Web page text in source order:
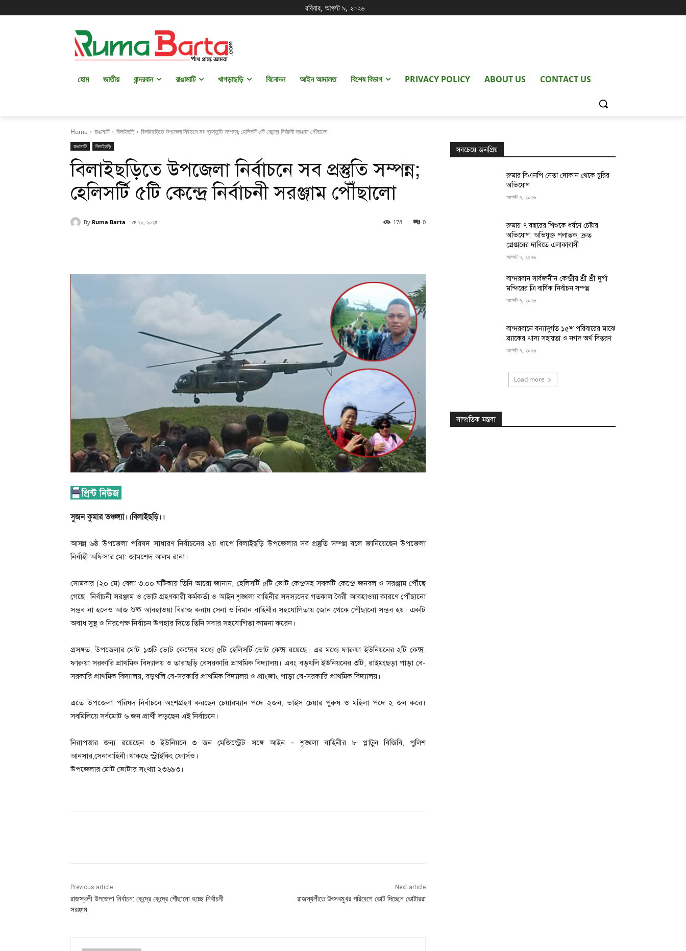
রবিবার, আগস্ট ৯, ২০২৬
হোম জাতীয় বান্দরবান রাঙামাটি খাগড়াছড়ি বিনোদন আইন আদালত বিশেষ বিভাগ PRIVACY POLICY ABOUT US CONTACT US
Home রাঙামাটি বিলাইছড়ি বিলাইছড়িতে উপজেলা নির্বাচনে সব প্রস্তুতি সম্পন্ন; হেলিসর্টি ৫টি কেন্দ্রে নির্বাচনী সরঞ্জাম পৌঁছালো
রাঙামাটি বিলাইছড়ি
বিলাইছড়িতে উপজেলা নির্বাচনে সব প্রস্তুতি সম্পন্ন;
হেলিসর্টি ৫টি কেন্দ্রে নির্বাচনী সরঞ্জাম পৌঁছালো
By Ruma Barta মে ২০, ২০২৪ 0
178
সুজন কুমার তঞ্চঙ্গ্যা।।বিলাইছড়ি।।
আসন্ন ৬ষ্ঠ উপজেলা পরিষদ সাধারণ নির্বাচনের ২য় ধাপে বিলাইছড়ি উপজেলার সব প্রস্তুতি সম্পন্ন বলে জানিয়েছেন উপজেলা
নির্বাহী অফিসার মো: জামশেদ আলম রানা।
সোমবার (২০ মে) বেলা ৩:০০ ঘটিকায় তিনি আরো জানান, হেলিসর্টি ৫টি ভোট কেন্দ্রসহ সবকটি কেন্দ্রে জনবল ও সরঞ্জাম পৌঁছে
গেছে। নির্বাচনী সরঞ্জাম ও ভোট গ্রহণকারী কর্মকর্তা ও আইন শৃঙ্খলা বাহিনীর সদস্যদের গতকাল বৈরী আবহাওয়া কারণে পৌঁছানো
সম্ভব না হলেও আজ শুষ্ক আবহাওয়া বিরাজ করায় সেনা ও বিমান বাহিনীর সহযোগিতায় জোন থেকে পৌঁছানো সম্ভব হয়। একটি
অবাধ সুস্থ ও নিরপেক্ষ নির্বাচন উপহার দিতে তিনি সবার সহযোগিতা কামনা করেন।
প্রসঙ্গত, উপজেলার মোট ১৩টি ভোট কেন্দ্রের মধ্যে ৫টি হেলিসর্টি ভোট কেন্দ্র রয়েছে। এর মধ্যে ফারুয়া ইউনিয়নের ২টি কেন্দ্র,
ফারুয়া সরকারি প্রাথমিক বিদ্যালয় ও তারাছড়ি বেসরকারি প্রাথমিক বিদ্যালয়। এবং বড়থলি ইউনিয়নের ৩টি, রাইমংছড়া পাড়া বে-
সরকারি প্রাথমিক বিদ্যালয়, বড়থলি বে-সরকারি প্রাথমিক বিদ্যালয় ও প্রাংজাং পাড়া বে-সরকারি প্রাথমিক বিদ্যালয়।
এতে উপজেলা পরিষদ নির্বাচনে অংশগ্রহণ করছেন চেয়ারম্যান পদে ২জন, ভাইস চেয়ার পুরুষ ও মহিলা পদে ২ জন করে।
সবমিলিয়ে সর্বমোট ৬ জন প্রার্থী লড়ছেন এই নির্বাচনে।
নিরাপত্তার জন্য রয়েছেন ৩ ইউনিয়নে ৩ জন মেজিস্ট্রেট সঙ্গে আইন – শৃঙ্খলা বাহিনীর ৮ প্লাটুন বিজিবি, পুলিশ
আনসার,সেনাবাহিনী।থাকছে স্ট্রাইকিং ফোর্সও।
উপজেলার মোট ভোটার সংখ্যা ২৩৬৯৩।
Previous article
রাজস্থলী উপজেলা নির্বাচন: কেন্দ্রে কেন্দ্রে পৌঁছানো হচ্ছে নির্বাচনী
সরঞ্জাম
Next article
রাজস্থলীতে উৎসবমুখর পরিবেশে ভোট দিচ্ছেন ভোটাররা
সবচেয়ে জনপ্রিয়
রুমার বিএনপি নেতা দোকান থেকে চুরির
অভিযোগ
আগস্ট ৭, ২০২৬
রুমায় ৭ বছরের শিশুকে ধর্ষণে চেষ্টার
অভিযোগ: অভিযুক্ত পলাতক, দ্রুত
গ্রেপ্তারের দাবিতে এলাকাবাসী
আগস্ট ৭, ২০২৬
বান্দরবান সার্বজনীন কেন্দ্রীয় শ্রী শ্রী দুর্গা
মন্দিরের ত্রি বার্ষিক নির্বাচন সম্পন্ন
আগস্ট ৭, ২০২৬
বান্দরবানে বন্যাদুর্গত ১৫শ পরিবারের মাঝে
ব্র্যাকের খাদ্য সহায়তা ও নগদ অর্থ বিতরণ
আগস্ট ৭, ২০২৬
Load more
সাম্প্রতিক মন্তব্য